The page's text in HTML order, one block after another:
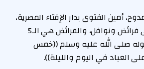
أمين الفتوى بدار الإفتاء المصرية،
إن الصلاة تنقسم إلى فرائض ونوافل، والفرائض هي الـ5
صلى الله عليه وسلم ((خمس
العباد في اليوم والليلة)).